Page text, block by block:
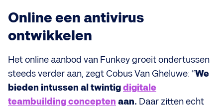
Online een antivirus
ontwikkelen
Het online aanbod van Funkey groeit ondertussen
steeds verder aan, zegt Cobus Van Gheluwe: “We
bieden intussen al twintigdigitale
teambuilding concepten aan. Daar zitten echt